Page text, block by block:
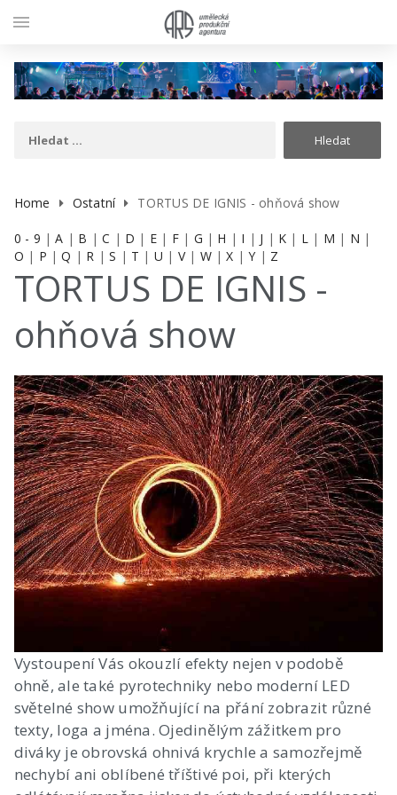
Home Ostatní TORTUS DE IGNIS - ohňová show
0 - 9 |A | B |C | D | E | F| G | H | I | J | K | L | M | N |
O | P |Q | R |S | T | U | V| W|X |Y | Z
TORTUS DE IGNIS -
ohňová show
Vystoupení Vás okouzlí efekty nejen v podobě
ohně, ale také pyrotechniky nebo moderní LED
světelné show umožňující na přání zobrazit různé
texty, loga a jména. Ojedinělým zážitkem pro
diváky je obrovská ohnivá krychle a samozřejmě
nechybí ani oblíbené tříštivé poi, při kterých
menu